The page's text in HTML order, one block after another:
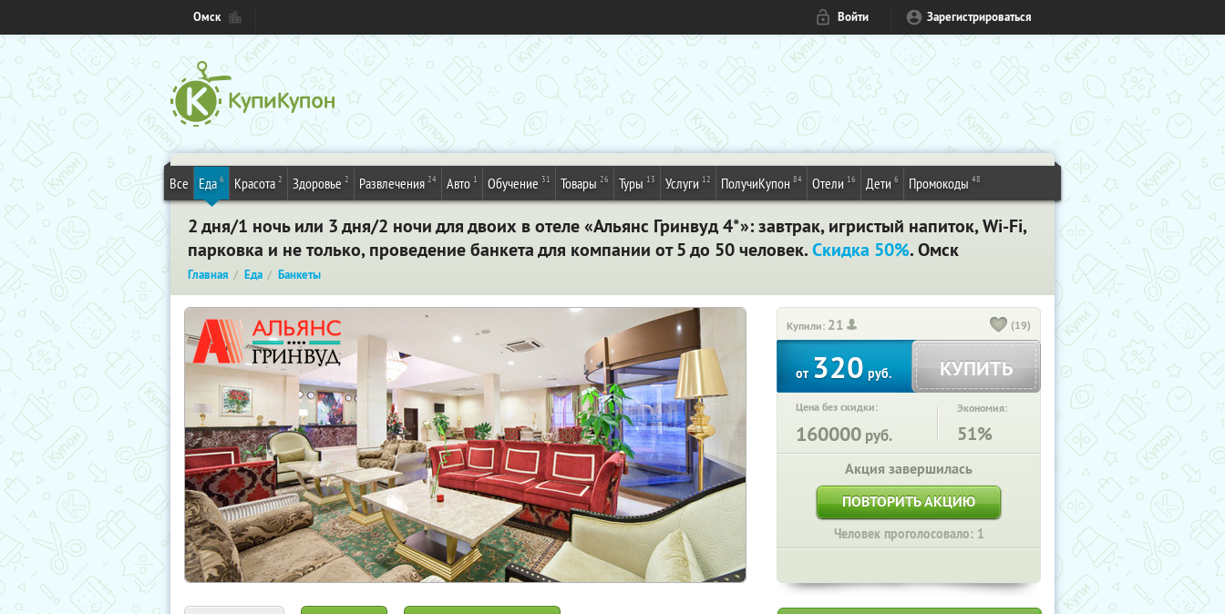
Омск Войти Зарегистрироваться
Все Еда 6 Красота 2 Здоровье 2 Развлечения 24 Авто 1 Обучение 31 Товары 26 Туры 13 Услуги 12 ПолучиКупон 84 Отели 16 Дети 6 Промокоды 48
2 дня/1 ночь или 3 дня/2 ночи для двоих в отеле «Альянс Гринвуд 4*»: завтрак, игристый напиток, Wi-Fi,
парковка и не только, проведение банкета для компании от 5 до 50 человек.Скидка 50%. Омск
Главная Еда Банкеты
Купили: 21 (19)
от320руб. КУПИТЬ
Цена без скидки:
160000 руб.
Экономия:
51%
Акция завершилась
ПОВТОРИТЬ АКЦИЮ
Человек проголосовало: 1